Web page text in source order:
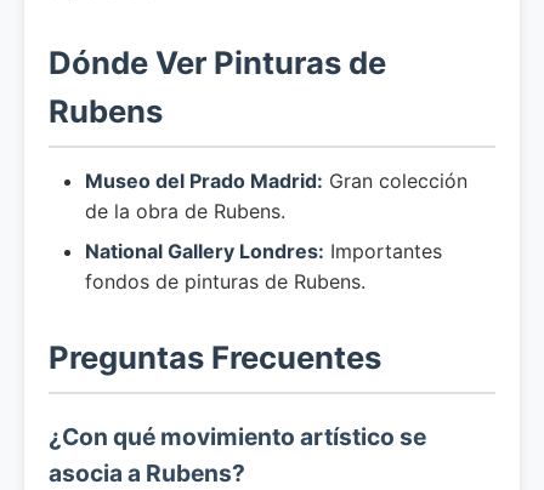
Dónde Ver Pinturas de
Rubens
Museo del Prado Madrid: Gran colección
de la obra de Rubens.
National Gallery Londres: Importantes
fondos de pinturas de Rubens.
Preguntas Frecuentes
¿Con qué movimiento artístico se
asocia a Rubens?